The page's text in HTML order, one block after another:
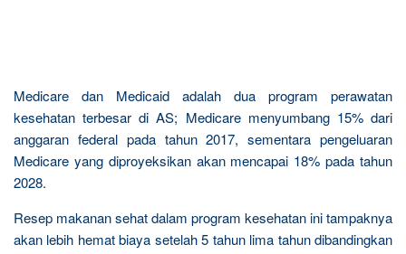
Medicare dan Medicaid adalah dua program perawatan
kesehatan terbesar di AS; Medicare menyumbang 15% dari
anggaran federal pada tahun 2017, sementara pengeluaran
Medicare yang diproyeksikan akan mencapai 18% pada tahun
2028.
Resep makanan sehat dalam program kesehatan ini tampaknya
akan lebih hemat biaya setelah 5 tahun lima tahun dibandingkan